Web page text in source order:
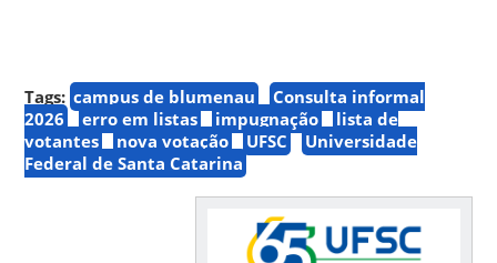
Tags: campus de blumenau
Consulta informal
2026
erro em listas impugnação
lista de
votantes
nova votação UFSC
Universidade
Federal de Santa Catarina